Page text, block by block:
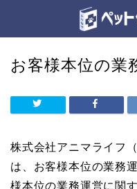
お客様本位の業
株式会社アニマライフ
は、お客様本位の業務
様本位の業務運営に関